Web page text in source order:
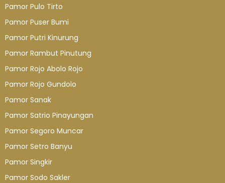
Pamor Pulo Tirto
Pamor Puser Bumi
Pamor Putri Kinurung
Pamor Rambut Pinutung
Pamor Rojo Abolo Rojo
Pamor Rojo Gundolo
Pamor Sanak
Pamor Satrio Pinayungan
Pamor Segoro Muncar
Pamor Setro Banyu
Pamor Singkir
Pamor Sodo Sakler